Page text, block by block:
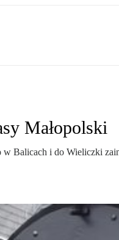
Małopolski
Balicach i do Wieliczki